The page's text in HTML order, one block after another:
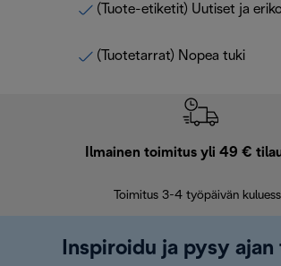
(Tuote-etiketit) Uutiset ja
(Tuotetarrat) Nopea tuki
Ilmainen toimitus yli 49 €
Toimitus 3-4 työpäivän
Inspiroidu ja pysy ajan